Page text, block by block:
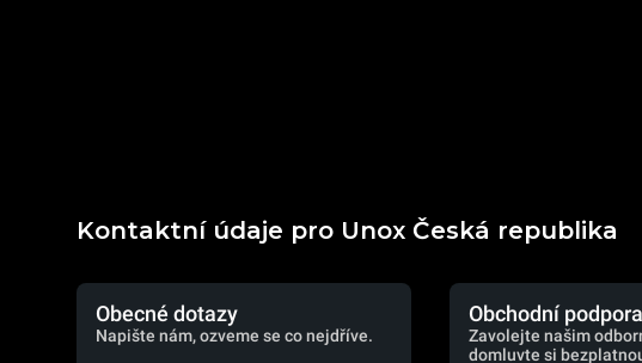
Kontaktní údaje pro Unox Česká republika
Obecné dotazy
Napište nám, ozveme se co nejdříve.
Obchodní podpora
Zavolejte našim
domluvte si